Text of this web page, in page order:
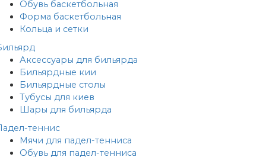
Обувь баскетбольная
Форма баскетбольная
Кольца и сетки
Аксессуары для бильярда
Бильярдные кии
Бильярдные столы
Тубусы для киев
Шары для бильярда
теннис
Мячи для падел-тенниса
Обувь для падел-тенниса